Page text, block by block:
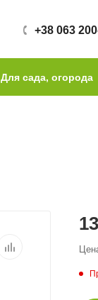
+38 063
Для сада, огорода